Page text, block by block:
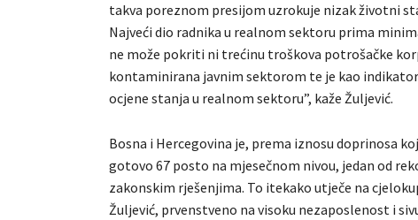
takva poreznom presijom uzrokuje nizak životni
Najveći dio radnika u realnom sektoru prima
ne može pokriti ni trećinu troškova potrošačke
kontaminirana javnim sektorom te je kao
ocjene stanja u realnom sektoru”, kaže Žuljević.
Bosna i Hercegovina je, prema iznosu doprinosa
gotovo 67 posto na mjesečnom nivou, jedan od
zakonskim rješenjima. To itekako utječe na
Žuljević, prvenstveno na visoku nezaposlenost i